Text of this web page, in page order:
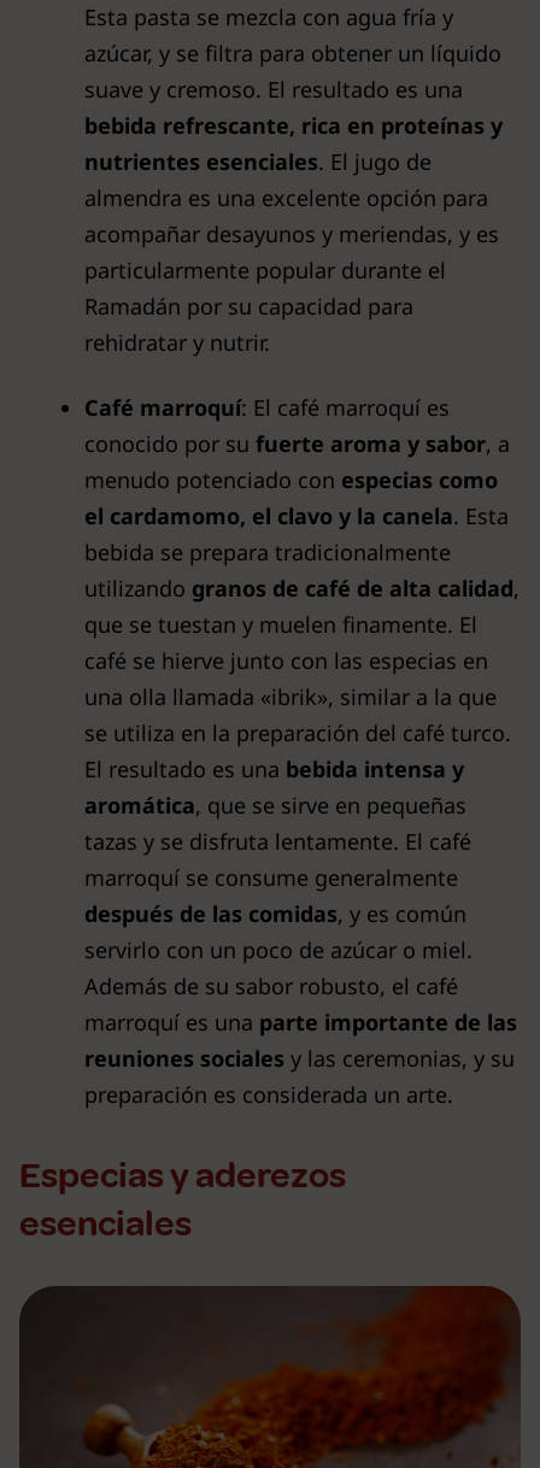
Esta pasta se mezcla con agua fría y
azúcar, y se filtra para obtener un líquido
suave y cremoso. El resultado es una
bebida refrescante, rica en proteínas y
nutrientes esenciales. El jugo de
almendra es una excelente opción para
acompañar desayunos y meriendas, y es
particularmente popular durante el
Ramadán por su capacidad para
rehidratar y nutrir.
Café marroquí: El café marroquí es
conocido por su fuerte aroma y sabor, a
menudo potenciado con especias como
el cardamomo, el clavo y la canela. Esta
bebida se prepara tradicionalmente
utilizando granos de café de alta calidad,
que se tuestan y muelen finamente. El
café se hierve junto con las especias en
una olla llamada «ibrik», similar a la que
se utiliza en la preparación del café turco.
El resultado es una bebida intensa y
aromática, que se sirve en pequeñas
tazas y se disfruta lentamente. El café
marroquí se consume generalmente
después de las comidas, y es común
servirlo con un poco de azúcar o miel.
Además de su sabor robusto, el café
marroquí es una parte importante de las
reuniones sociales y las ceremonias, y su
preparación es considerada un arte.
Especias y aderezos
esenciales